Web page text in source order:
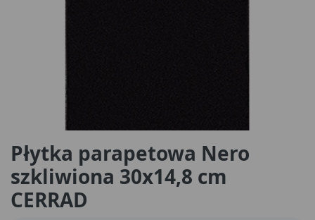
Płytka parapetowa Nero
szkliwiona 30x14,8 cm
CERRAD